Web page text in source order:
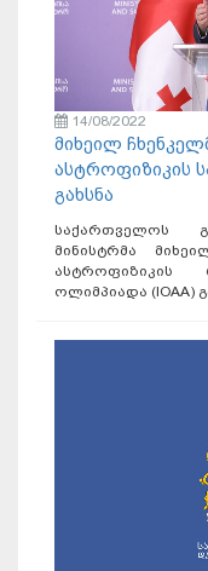
14/08/2022
მიხეილ
ასტროფიზიკის
გახსნა
საქართველოს
მინისტრმა
ოლიმპიადა (IOAA)